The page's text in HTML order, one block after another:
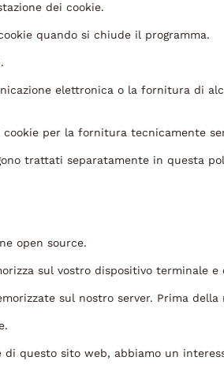
dei cookie.
quando si chiude il programma.
elettronica o la fornitura di
per la fornitura tecnicamente
trattati separatamente in questa
open source.
sul vostro dispositivo terminale e
sul nostro server. Prima
di questo sito web, abbiamo un